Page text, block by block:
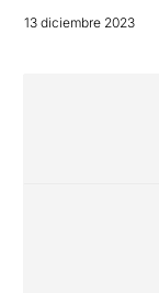
13 diciembre 2023